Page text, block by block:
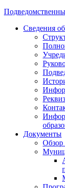
Сведения
Документы
Обзор